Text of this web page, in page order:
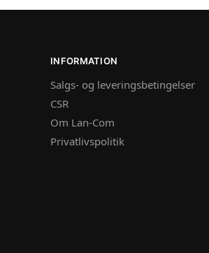
INFORMATION
Salgs- og leveringsbetingelser
CSR
Om Lan-Com
Privatlivspolitik